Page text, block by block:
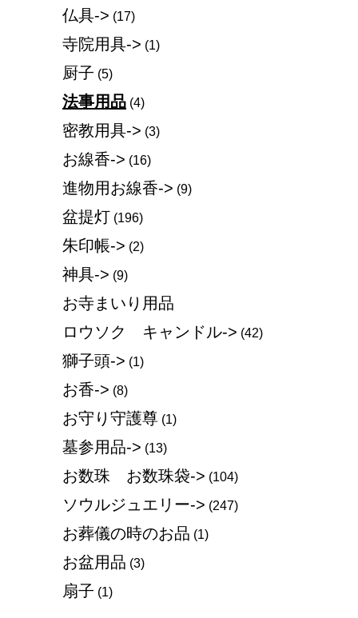
仏具-> (17)
寺院用具-> (1)
厨子 (5)
法事用品 (4)
密教用具-> (3)
お線香-> (16)
進物用お線香-> (9)
盆提灯 (196)
朱印帳-> (2)
神具-> (9)
お寺まいり用品
ロウソク キャンドル-> (42)
獅子頭-> (1)
お香-> (8)
お守り守護尊 (1)
墓参用品-> (13)
お数珠 お数珠袋-> (104)
ソウルジュエリー-> (247)
お葬儀の時のお品 (1)
お盆用品 (3)
扇子 (1)